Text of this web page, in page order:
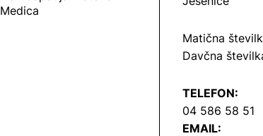
Medica
Matična
Davčna
TELEFON:
04 586 58 51
EMAIL: